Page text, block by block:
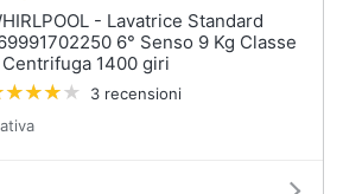
- Lavatrice Standard
6° Senso 9 Kg Classe
1400 giri
3 recensioni